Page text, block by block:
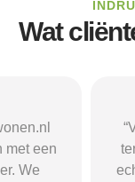
Wat
ik
die
Dat gaf